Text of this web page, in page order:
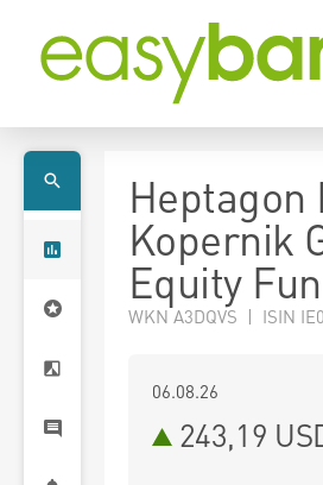
Heptagon
Kopernik
Equity
WKN A3DQVS | ISIN
06.08.26
243,19